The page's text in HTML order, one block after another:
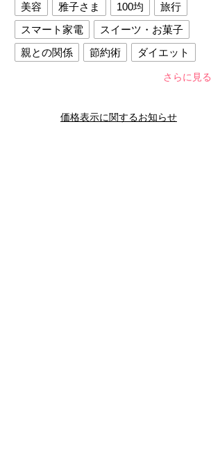
美容 雅子さま 100均
旅行
スマート家電
スイーツ・お菓子
親との関係
節約術
ダイエット
夫との関係
新津春子 どか食い
さらに見る
価格表示に関するお知らせ